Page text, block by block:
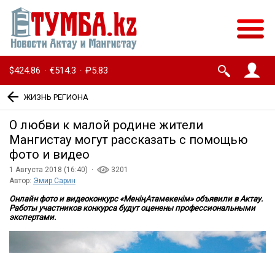
$424.86 · €514.3 · ₽5.83
ЖИЗНЬ РЕГИОНА
О любви к малой родине жители
Мангистау могут рассказать с помощью
фото и видео
1 Августа 2018 (16:40) ·
3201
Автор: Эмир Сарин
Онлайн фото и видеоконкурс «МеніңАтамекенім» объявили в Актау.
Работы участников конкурса будут оценены профессиональными
экспертами.